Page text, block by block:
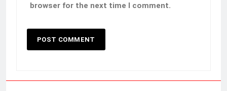
browser for the next time I comment.